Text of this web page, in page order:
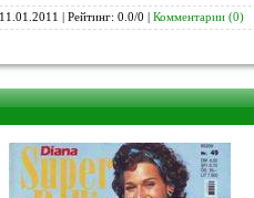
11.01.2011 | Рейтинг: 0.0/0 | Комментарии (0)